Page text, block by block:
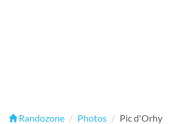
Randozone Photos Pic d'Orhy